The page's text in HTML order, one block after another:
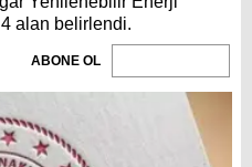
alan belirlendi.
ABONE OL